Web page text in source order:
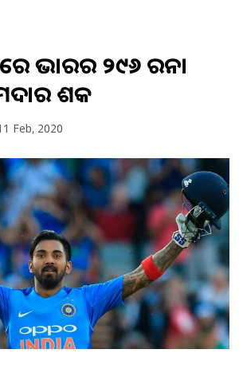
ଭାରତର ୨୯୬ ରନ।
ଶତକ
Feb, 2020